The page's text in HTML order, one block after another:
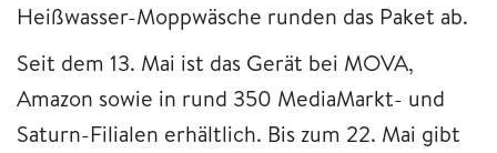
Heißwasser-Moppwäsche runden das Paket ab.
Seit dem 13. Mai ist das Gerät bei MOVA,
Amazon sowie in rund 350 MediaMarkt- und
Saturn-Filialen erhältlich. Bis zum 22. Mai gibt